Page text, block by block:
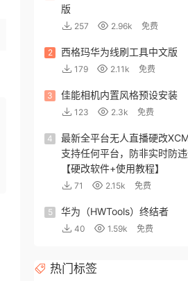
版
257 2.96k 免费
2 西格玛华为线刷工具中文版
179 2.11k 免费
3 佳能相机内置风格预设安装
123 2.3k 免费
4
最新全平台无人直播硬改
支持任何平台，防非实时防
【硬改软件+使用教程】
71 2.15k 免费
5 华为（HWTools）终结者
40 1.59k 免费
热门标签